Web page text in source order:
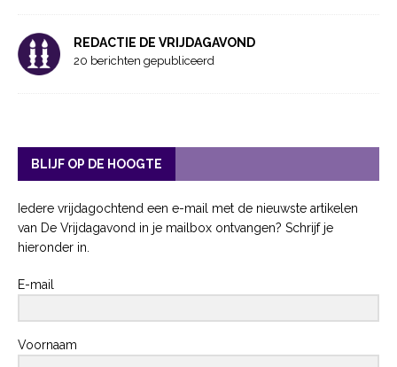
REDACTIE DE VRIJDAGAVOND
20 berichten gepubliceerd
BLIJF OP DE HOOGTE
Iedere vrijdagochtend een e-mail met de nieuwste artikelen
van De Vrijdagavond in je mailbox ontvangen? Schrijf je
hieronder in.
E-mail
Voornaam